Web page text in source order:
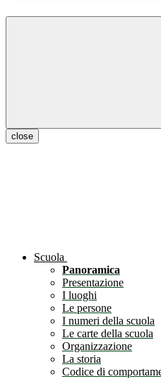
close
Scuola
Panoramica
Presentazione
I luoghi
Le persone
I numeri della scuola
Le carte della scuola
Organizzazione
La storia
Codice di